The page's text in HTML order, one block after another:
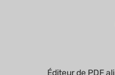
Éditeur de PDF